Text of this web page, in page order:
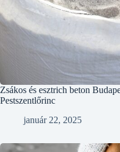
Zsákos és esztrich beton
Pestszentlőrinc
január 22, 2025